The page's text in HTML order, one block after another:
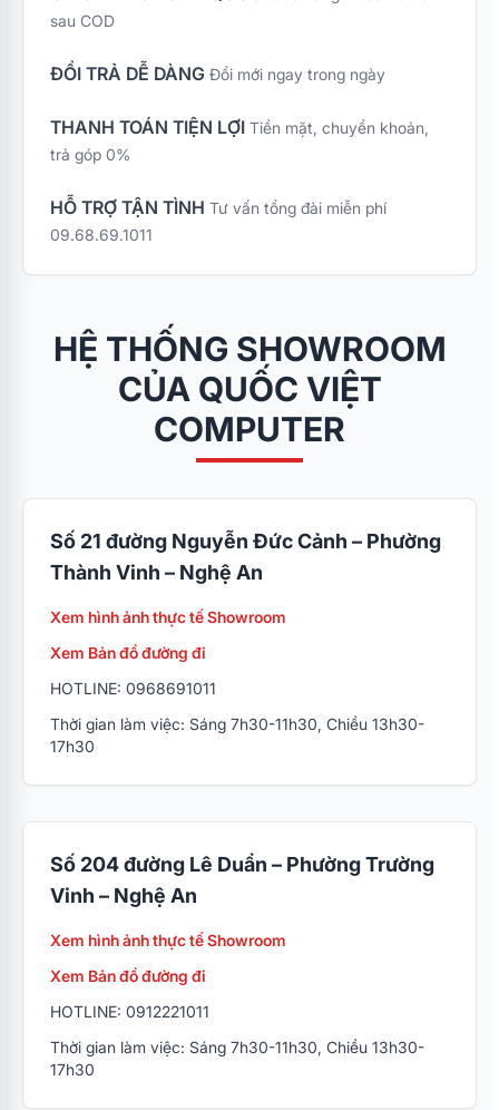
tối đa cho các bạn tân
nhập học, chương
trình ưu đãi đặc biệt
Sinh Viên – Sắm 4
Nhận 7" mang đến bộ
Kangaroo cao cấp với
mức chi phí tối ưu nhất
thiết thực.
sau COD
ĐỔI TRẢ DỄ DÀNG Đổi mới ngay trong ngày
THANH TOÁN TIỆN LỢI Tiền mặt, chuyển khoản,
trả góp 0%
HỖ TRỢ TẬN TÌNH Tư vấn tổng đài miễn phí
09.68.69.1011
HỆ THỐNG SHOWROOM
CỦA QUỐC VIỆT
COMPUTER
Số 21 đường Nguyễn Đức Cảnh – Phường
Thành Vinh – Nghệ An
Xem hình ảnh thực tế Showroom
Xem Bản đồ đường đi
HOTLINE: 0968691011
Thời gian làm việc: Sáng 7h30-11h30, Chiều 13h30-
17h30
Số 204 đường Lê Duẩn – Phường Trường
Vinh – Nghệ An
Xem hình ảnh thực tế Showroom
Xem Bản đồ đường đi
HOTLINE: 0912221011
Thời gian làm việc: Sáng 7h30-11h30, Chiều 13h30-
17h30